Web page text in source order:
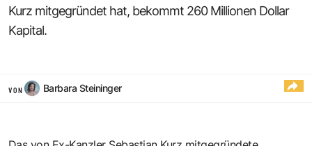
Kurz mitgegründet hat, bekommt 260 Millionen Dollar
Kapital.
VON Barbara Steininger